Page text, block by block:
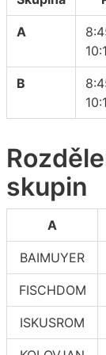
A
B
skupin
A
BAIMUYER
FISCHDOM
ISKUSROM